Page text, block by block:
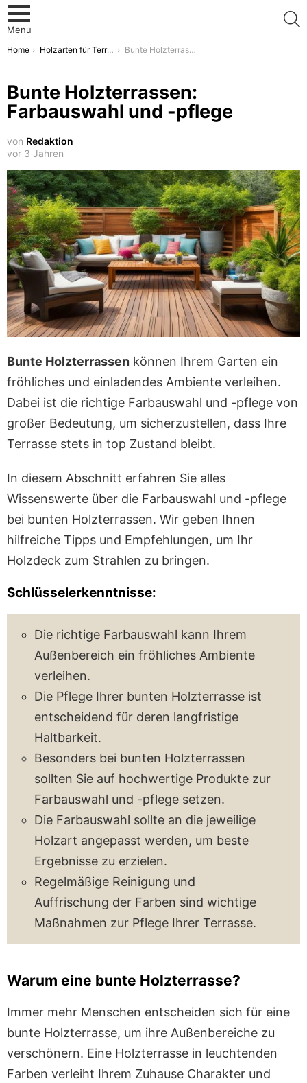
Menu
You are here:
Home Holzarten für Terrassenbeläge Bunte Holzterrassen: Farbauswahl und -pflege
Bunte Holzterrassen:
Farbauswahl und -pflege
von Redaktion
vor 3 Jahren
Bunte Holzterrassen können Ihrem Garten ein
fröhliches und einladendes Ambiente verleihen.
Dabei ist die richtige Farbauswahl und -pflege von
großer Bedeutung, um sicherzustellen, dass Ihre
Terrasse stets in top Zustand bleibt.
In diesem Abschnitt erfahren Sie alles
Wissenswerte über die Farbauswahl und -pflege
bei bunten Holzterrassen. Wir geben Ihnen
hilfreiche Tipps und Empfehlungen, um Ihr
Holzdeck zum Strahlen zu bringen.
Schlüsselerkenntnisse:
Die richtige Farbauswahl kann Ihrem
Außenbereich ein fröhliches Ambiente
verleihen.
Die Pflege Ihrer bunten Holzterrasse ist
entscheidend für deren langfristige
Haltbarkeit.
Besonders bei bunten Holzterrassen
sollten Sie auf hochwertige Produkte zur
Farbauswahl und -pflege setzen.
Die Farbauswahl sollte an die jeweilige
Holzart angepasst werden, um beste
Ergebnisse zu erzielen.
Regelmäßige Reinigung und
Auffrischung der Farben sind wichtige
Maßnahmen zur Pflege Ihrer Terrasse.
Warum eine bunte Holzterrasse?
Immer mehr Menschen entscheiden sich für eine
bunte Holzterrasse, um ihre Außenbereiche zu
verschönern. Eine Holzterrasse in leuchtenden
Farben verleiht Ihrem Zuhause Charakter und